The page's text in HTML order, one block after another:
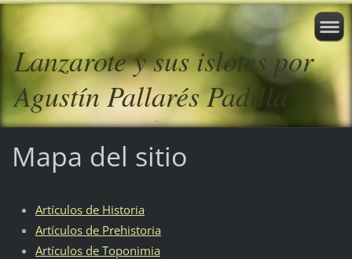
Lanzarote y sus islotes por
Agustín Pallarés Padilla
Mapa del sitio
Artículos de Historia
Artículos de Prehistoria
Artículos de Toponimia